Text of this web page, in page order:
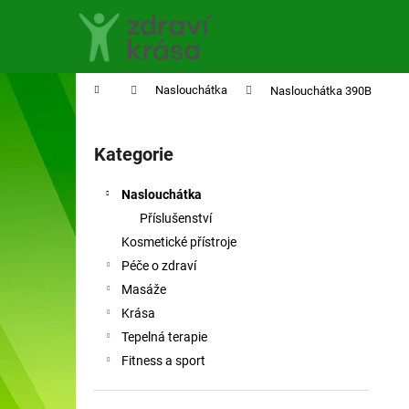
Domů Naslouchátka Naslouchátka 390B
P
a
Přeskočit
kategorie
Kategorie
Naslouchátka
Příslušenství
Kosmetické přístroje
Péče o zdraví
Masáže
Krása
Tepelná terapie
Fitness a sport
Zpět
do
obchodu
Zpět
do
obchodu